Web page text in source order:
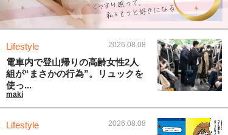
Lifestyle 2026.08.08
電車内で登山帰りの高齢女性2人
組が“まさかの行為”。リュックを
使っ...
maki
Lifestyle 2026.08.08